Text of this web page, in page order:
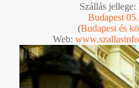
Szállás
Budapest
(Budapest és
Web: